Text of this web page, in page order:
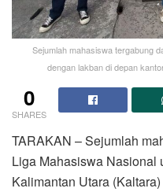
Sejumlah mahasiswa tergabung
dengan lakban di depan
0
SHARES
TARAKAN – Sejumlah
Liga Mahasiswa Nasional
Kalimantan Utara